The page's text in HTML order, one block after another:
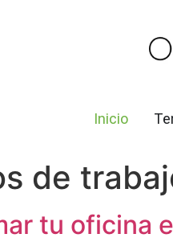
Inicio
de
tu oficina